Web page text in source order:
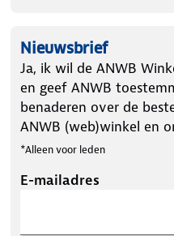
Nieuwsbrief
Ja, ik wil de ANWB
en geef ANWB
benaderen over de
ANWB (web)winkel en
*Alleen voor leden
E-mailadres